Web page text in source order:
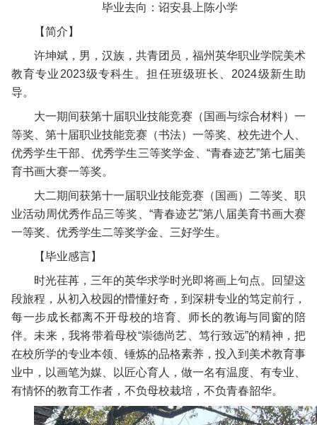
毕业去向：诏安县上陈小学
【简介】
许坤斌，男，汉族，共青团员，福州英华职业学院美术
教育专业2023级专科生。担任班级班长、2024级新生助
导。
大一期间获第十届职业技能竞赛（国画与综合材料）一
等奖、第十届职业技能竞赛（书法）一等奖、校先进个人、
优秀学生干部、优秀学生三等奖学金、“青春迹艺”第七届美
育书画大赛一等奖。
大二期间获第十一届职业技能竞赛（国画）二等奖、职
业活动周优秀作品三等奖、“青春迹艺”第八届美育书画大赛
一等奖、优秀学生二等奖学金、三好学生。
【毕业感言】
时光荏苒，三年的英华求学时光即将画上句点。回望这
段旅程，从初入校园的懵懂好奇，到深耕专业的笃定前行，
每一步成长都离不开母校的培育、师长的教诲与同窗的陪
伴。未来，我将带着母校“崇德尚艺、笃行致远”的精神，把
在校所学的专业本领、锤炼的品格素养，投入到美术教育事
业中，以画笔为媒、以匠心育人，做一名有温度、有专业、
有情怀的教育工作者，不负母校栽培，不负青春韶华。